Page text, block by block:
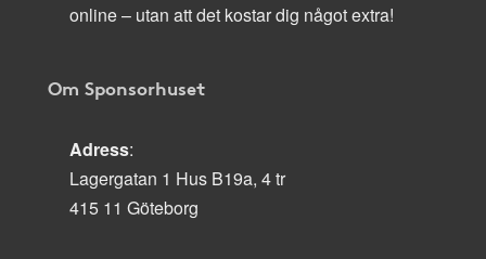
online – utan att det kostar dig något extra!
Om Sponsorhuset
Adress:
Lagergatan 1 Hus B19a, 4 tr
415 11 Göteborg